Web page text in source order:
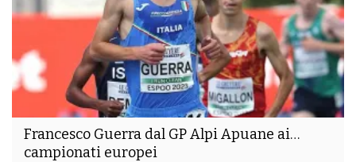
Francesco Guerra dal GP Alpi Apuane ai…
campionati europei